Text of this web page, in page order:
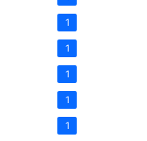
1
1
1
1
1